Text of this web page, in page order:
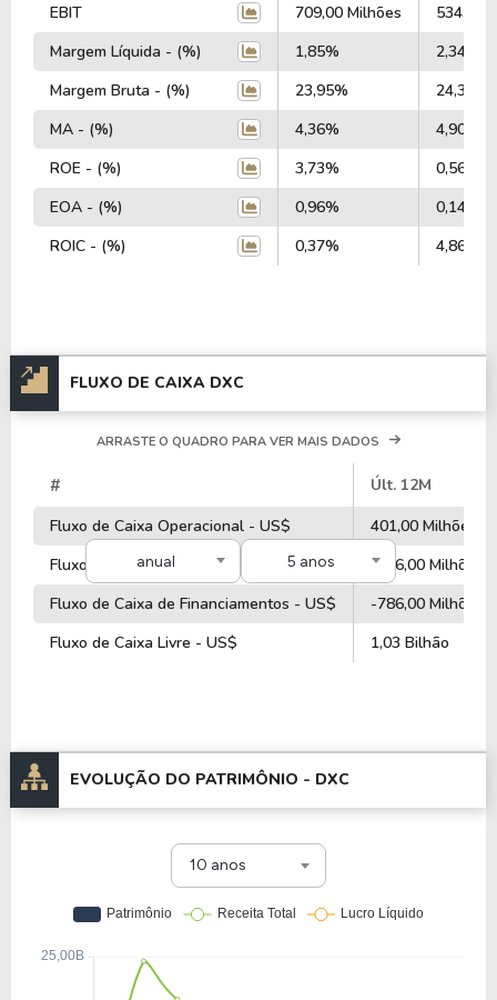
EBIT
709,00 Milhões
534,00
Margem Líquida - (%)
1,85%
2,34%
Margem Bruta - (%)
23,95%
24,38%
MA - (%)
4,36%
4,90%
ROE - (%)
3,73%
0,56%
EOA - (%)
0,96%
0,14%
ROIC - (%)
0,37% 4,86%
FLUXO DE CAIXA DXC
anual 5 anos
ARRASTE O QUADRO PARA VER MAIS DADOS
#
Últ. 12M
Fluxo de Caixa Operacional - US$
401,00 Milhões
Fluxo de Caixa de Investimentos - US$
-506,00 Milhões
Fluxo de Caixa de Financiamentos - US$
-786,00 Milhões
Fluxo de Caixa Livre - US$
1,03 Bilhão
EVOLUÇÃO DO PATRIMÔNIO - DXC
10 anos